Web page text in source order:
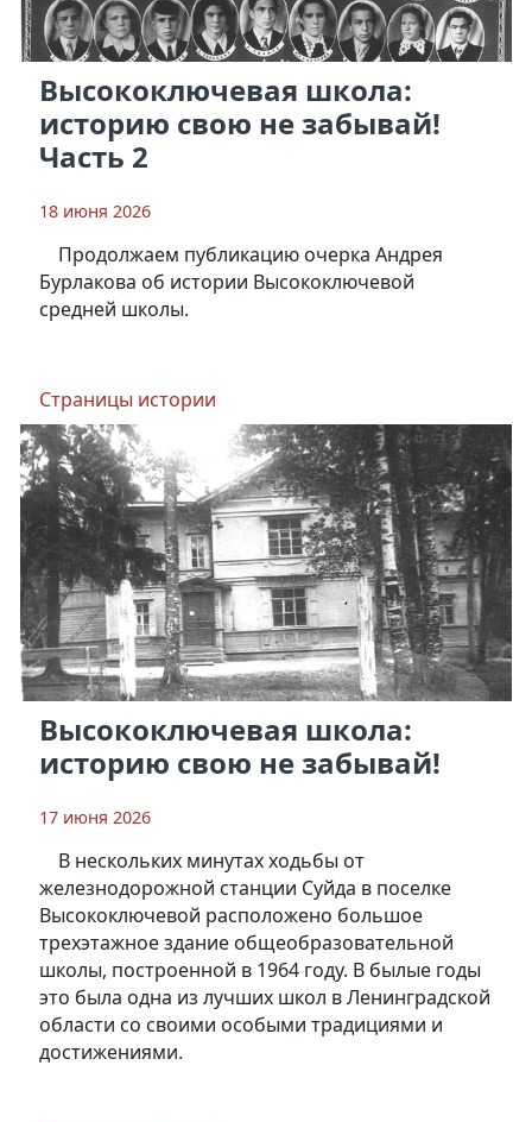
Высокоключевая школа:
историю свою не забывай!
Часть 2
18 июня 2026
Продолжаем публикацию очерка Андрея
Бурлакова об истории Высокоключевой
средней школы.
Страницы истории
Высокоключевая школа:
историю свою не забывай!
17 июня 2026
В нескольких минутах ходьбы от
железнодорожной станции Суйда в поселке
Высокоключевой расположено большое
трехэтажное здание общеобразовательной
школы, построенной в 1964 году. В былые годы
это была одна из лучших школ в Ленинградской
области со своими особыми традициями и
достижениями.